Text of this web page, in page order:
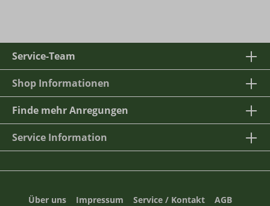
Service-Team
Shop Informationen
Finde mehr Anregungen
Service Information
Über uns Impressum Service / Kontakt
AGB